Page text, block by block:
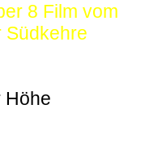
8 Film vom
Südkehre
Höhe